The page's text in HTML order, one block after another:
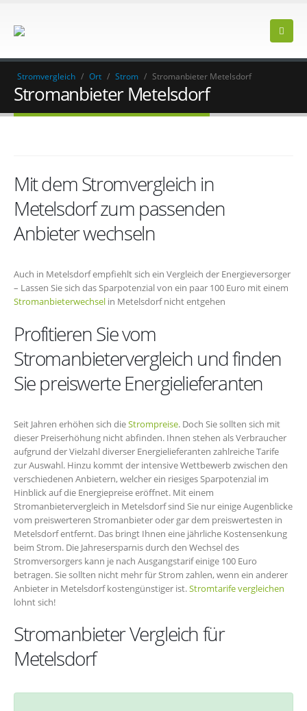
Stromvergleich / Ort / Strom / Stromanbieter Metelsdorf
Stromanbieter Metelsdorf
Mit dem Stromvergleich in
Metelsdorf zum passenden
Anbieter wechseln
Auch in Metelsdorf empfiehlt sich ein Vergleich der Energieversorger
– Lassen Sie sich das Sparpotenzial von ein paar 100 Euro mit einem
Stromanbieterwechsel in Metelsdorf nicht entgehen
Profitieren Sie vom
Stromanbietervergleich und finden
Sie preiswerte Energielieferanten
Seit Jahren erhöhen sich dieStrompreise. Doch Sie sollten sich mit
dieser Preiserhöhung nicht abfinden. Ihnen stehen als Verbraucher
aufgrund der Vielzahl diverser Energielieferanten zahlreiche Tarife
zur Auswahl. Hinzu kommt der intensive Wettbewerb zwischen den
verschiedenen Anbietern, welcher ein riesiges Sparpotenzial im
Hinblick auf die Energiepreise eröffnet. Mit einem
Stromanbietervergleich in Metelsdorf sind Sie nur einige Augenblicke
vom preiswerteren Stromanbieter oder gar dem preiswertesten in
Metelsdorf entfernt. Das bringt Ihnen eine jährliche Kostensenkung
beim Strom. Die Jahresersparnis durch den Wechsel des
Stromversorgers kann je nach Ausgangstarif einige 100 Euro
betragen. Sie sollten nicht mehr für Strom zahlen, wenn ein anderer
Anbieter in Metelsdorf kostengünstiger ist.Stromtarife vergleichen
lohnt sich!
Stromanbieter Vergleich für
Metelsdorf